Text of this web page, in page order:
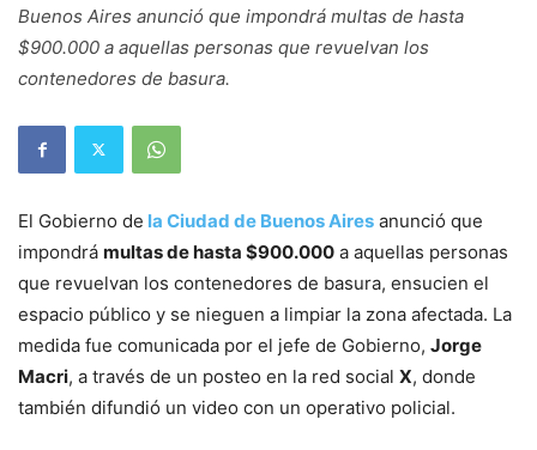
Buenos Aires anunció que impondrá multas de hasta
$900.000 a aquellas personas que revuelvan los
contenedores de basura.
El Gobierno de la Ciudad de Buenos Aires anunció que
impondrá multas de hasta $900.000 a aquellas personas
que revuelvan los contenedores de basura, ensucien el
espacio público y se nieguen a limpiar la zona afectada. La
medida fue comunicada por el jefe de Gobierno, Jorge
Macri, a través de un posteo en la red social X, donde
también difundió un video con un operativo policial.